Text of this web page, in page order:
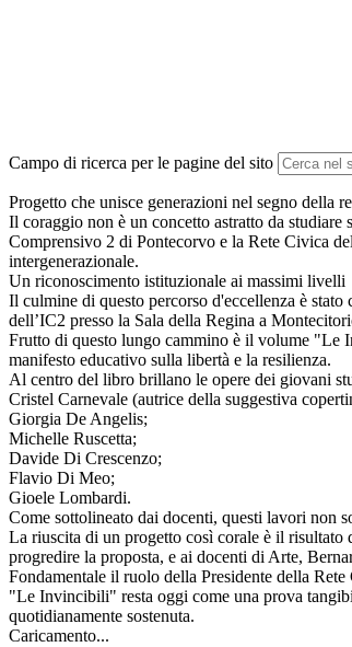
Campo di ricerca per le pagine del sito
Progetto che unisce generazioni nel segno della
​Il coraggio non è un concetto astratto da studiare
Comprensivo 2 di Pontecorvo e la Rete Civica
intergenerazionale.
​Un riconoscimento istituzionale ai massimi livelli
​Il culmine di questo percorso d'eccellenza è
dell’IC2 presso la Sala della Regina a
​​Frutto di questo lungo cammino è il volume "Le
manifesto educativo sulla libertà e la resilienza.
​Al centro del libro brillano le opere dei giovani
​Cristel Carnevale (autrice della suggestiva
​Giorgia De Angelis;
​Michelle Ruscetta;
​Davide Di Crescenzo;
​Flavio Di Meo;
​Gioele Lombardi.
​Come sottolineato dai docenti, questi lavori non
​​La riuscita di un progetto così corale è il
progredire la proposta, e ai docenti di Arte,
​Fondamentale il ruolo della Presidente della
​"Le Invincibili" resta oggi come una prova
quotidianamente sostenuta.
Caricamento...